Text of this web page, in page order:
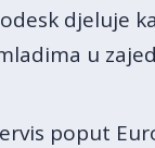
djeluje
u
poput